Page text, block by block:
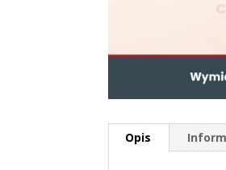
Opis